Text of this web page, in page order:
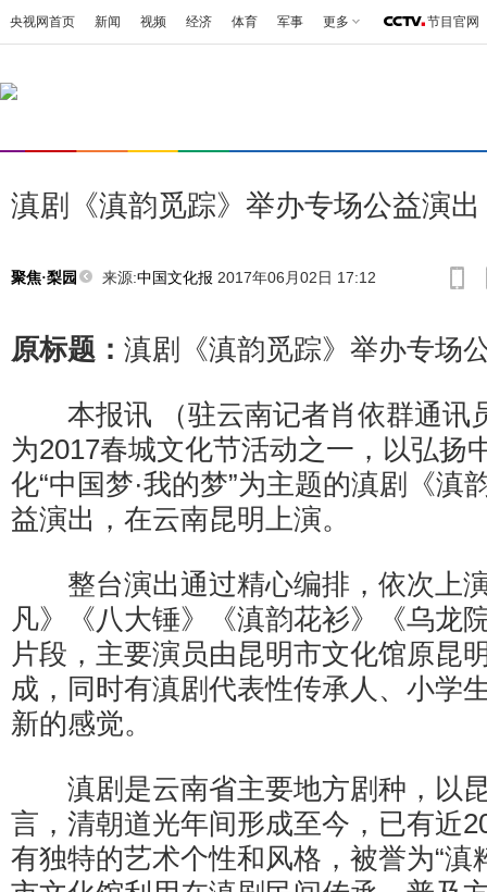
央视网首页 新闻 视频 经济 体育 军事 更多 节目官网
滇剧《滇韵觅踪》举办专场公益演出
聚焦·梨园 来源:中国文化报 2017年06月02日 17:12
原标题： 滇剧《滇韵觅踪》举办专场
本报讯 （驻云南记者肖依群通讯
为2017春城文化节活动之一，以弘扬
化“中国梦·我的梦”为主题的滇剧《滇
益演出，在云南昆明上演。
整台演出通过精心编排，依次上
凡》《八大锤》《滇韵花衫》《乌龙
片段，主要演员由昆明市文化馆原昆
成，同时有滇剧代表性传承人、小学
新的感觉。
滇剧是云南省主要地方剧种，以
言，清朝道光年间形成至今，已有近
有独特的艺术个性和风格，被誉为“滇